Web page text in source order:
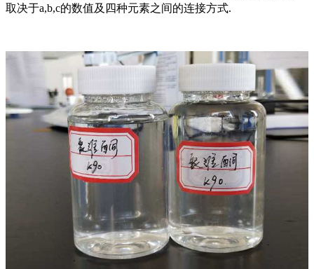
取决于a,b,c的数值及四种元素之间的连接方式.